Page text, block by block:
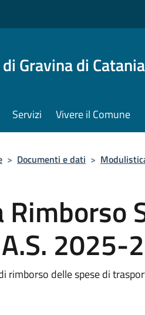
Gravina di Catania
Servizi Vivere il Comune
> Documenti e dati >
2025-
rimborso delle spese di